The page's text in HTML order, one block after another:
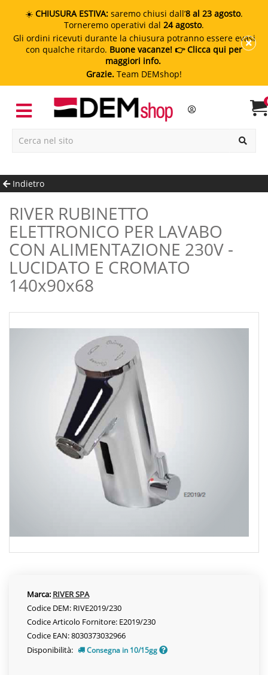
☀️ CHIUSURA ESTIVA: saremo chiusi dall’8 al 23 agosto.
Torneremo operativi dal 24 agosto.
Gli ordini ricevuti durante la chiusura potranno essere evasi
con qualche ritardo. Buone vacanze! 👉 Clicca qui per
maggiori info.
Grazie. Team DEMshop!
Indietro
RIVER RUBINETTO
ELETTRONICO PER LAVABO
CON ALIMENTAZIONE 230V -
LUCIDATO E CROMATO
140x90x68
Marca: RIVER SPA
Codice DEM: RIVE2019/230
Codice Articolo Fornitore: E2019/230
Codice EAN: 8030373032966
Disponibilità:
Consegna in 10/15gg